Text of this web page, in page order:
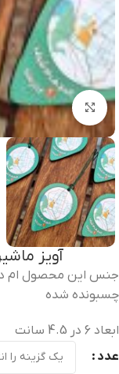
برای بزرگنمایی
آویز
جنس این محصول ام
چسبونده شده
ابعاد 6 در 4.5 سانت
عدد